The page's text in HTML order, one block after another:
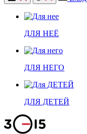
ДЛЯ НЕЁ
ДЛЯ НЕГО
ДЛЯ ДЕТЕЙ